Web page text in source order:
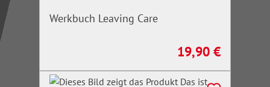
Werkbuch Leaving Care
Regulärer Preis:
19,90 €